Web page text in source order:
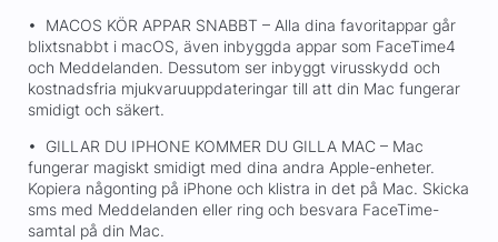
• MACOS KÖR APPAR SNABBT – Alla dina favoritappar går
blixtsnabbt i macOS, även inbyggda appar som FaceTime4
och Meddelanden. Dessutom ser inbyggt virusskydd och
kostnadsfria mjukvaruuppdateringar till att din Mac fungerar
smidigt och säkert.
• GILLAR DU IPHONE KOMMER DU GILLA MAC – Mac
fungerar magiskt smidigt med dina andra Apple-enheter.
Kopiera någonting på iPhone och klistra in det på Mac. Skicka
sms med Meddelanden eller ring och besvara FaceTime-
samtal på din Mac.